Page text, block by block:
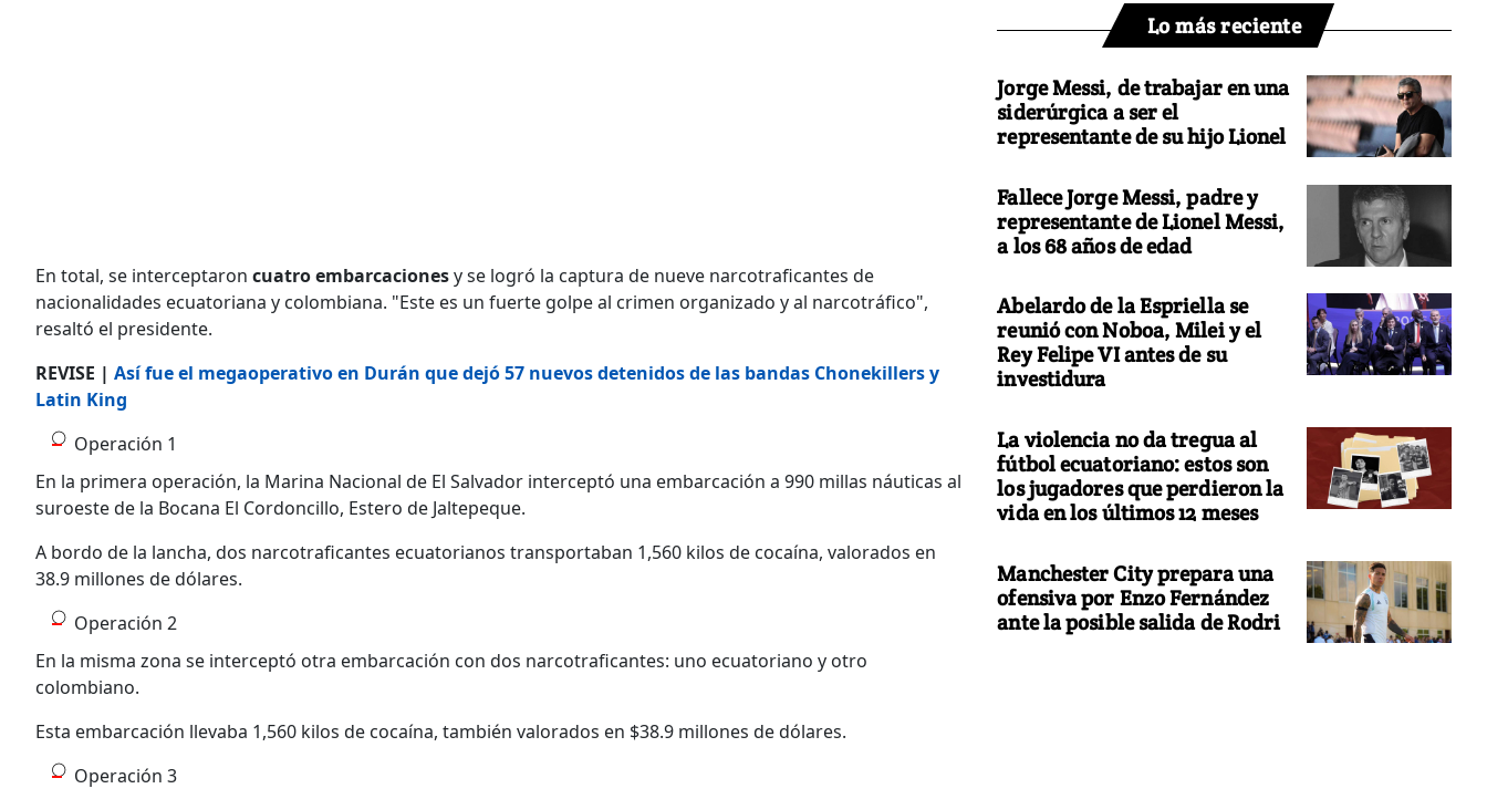
En total, se interceptaron cuatroembarcacionesy se logró la captura de nueve narcotraficantes de
nacionalidades ecuatoriana y colombiana. "Este es un fuerte golpe al crimen organizado y al narcotráfico",
resaltó el presidente.
REVISE | Así fue el megaoperativo en Durán que dejó 57 nuevos detenidos de las bandas Chonekillers y
Latin King
Operación 1
En la primera operación, la Marina Nacional de El Salvador interceptó una embarcación a 990 millas náuticas al
suroeste de la Bocana El Cordoncillo, Estero de Jaltepeque.
A bordo de la lancha, dos narcotraficantes ecuatorianos transportaban 1,560 kilos de cocaína, valorados en
38.9 millones de dólares.
Operación 2
En la misma zona se interceptó otra embarcación con dos narcotraficantes: uno ecuatoriano y otro
colombiano.
Esta embarcación llevaba 1,560 kilos de cocaína, también valorados en $38.9 millones de dólares.
Operación 3
Lo más reciente
Jorge Messi, de trabajar en una
siderúrgica a ser el
representante de su hijo Lionel
Fallece Jorge Messi, padre y
representante de Lionel Messi,
a los 68 años de edad
Abelardo de la Espriella se
reunió con Noboa, Milei y el
Rey Felipe VI antes de su
investidura
La violencia no da tregua al
fútbol ecuatoriano: estos son
los jugadores que perdieron la
vida en los últimos 12 meses
Manchester City prepara una
ofensiva por Enzo Fernández
ante la posible salida de Rodri